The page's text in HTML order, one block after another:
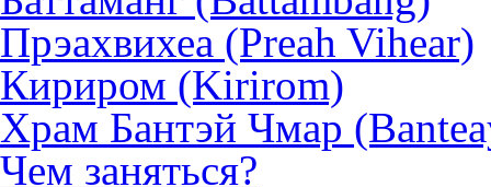
Прэахвихеа (Preah Vihear)
Кириром (Kirirom)
Храм Бантэй Чмар
Чем заняться?